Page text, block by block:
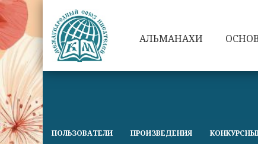
АЛЬМАНАХИ
ПОЛЬЗОВАТЕЛИ ПРОИЗВЕДЕНИЯ